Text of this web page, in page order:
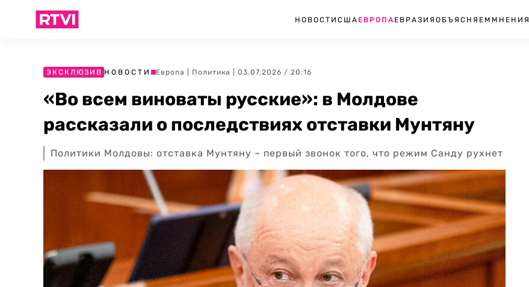
НОВОСТИ США ЕВРОПА ЕВРАЗИЯ ОБЪЯСНЯЕМ МНЕНИЯ
ЭКСКЛЮЗИВ НОВОСТИ Европа Политика | 03.07.2026 / 20:16
«Во всем виноваты русские»: в Молдове
рассказали о последствиях отставки Мунтяну
Политики Молдовы: отставка Мунтяну – первый звонок того, что режим Санду рухнет